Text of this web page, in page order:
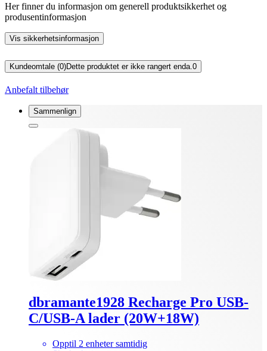
Her finner du informasjon om generell produktsikkerhet og
produsentinformasjon
Vis sikkerhetsinformasjon
Kundeomtale (0)Dette produktet er ikke rangert enda. 0
Anbefalt tilbehør
Sammenlign
dbramante1928 Recharge Pro USB-
C/USB-A lader (20W+18W)
Opptil 2 enheter samtidig